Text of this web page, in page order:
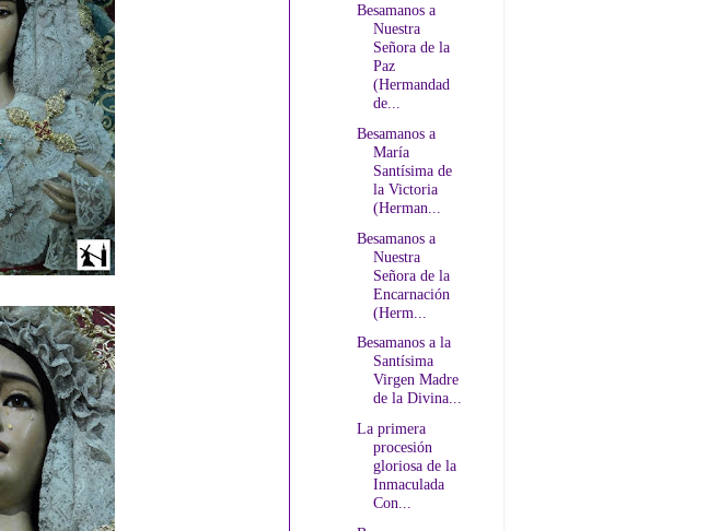
Besamanos a
Nuestra
Señora de la
Paz
(Hermandad
de...
Besamanos a
María
Santísima de
la Victoria
(Herman...
Besamanos a
Nuestra
Señora de la
Encarnación
(Herm...
Besamanos a la
Santísima
Virgen Madre
de la Divina...
La primera
procesión
gloriosa de la
Inmaculada
Con...